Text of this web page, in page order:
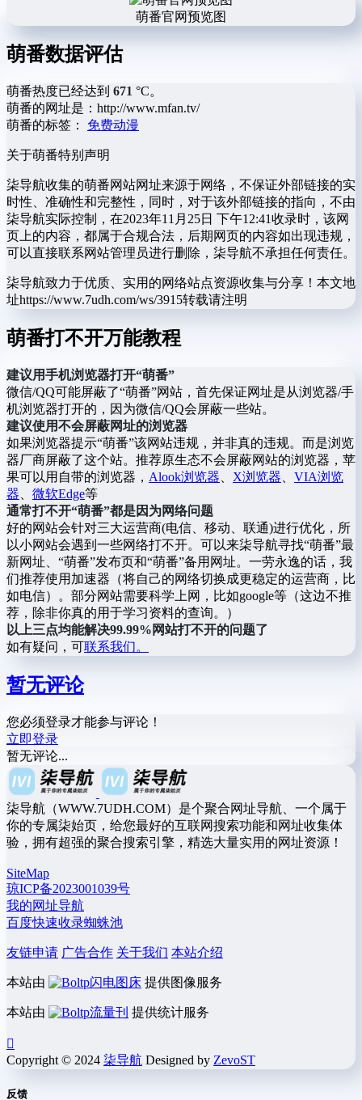
萌番官网预览图
萌番数据评估
萌番热度已经达到 671 °C。
萌番的网址是：http://www.mfan.tv/
萌番的标签： 免费动漫
关于萌番特别声明
柒导航收集的萌番网站网址来源于网络，不保证外部链接的实
时性、准确性和完整性，同时，对于该外部链接的指向，不由
柒导航实际控制，在2023年11月25日 下午12:41收录时，该网
页上的内容，都属于合规合法，后期网页的内容如出现违规，
可以直接联系网站管理员进行删除，柒导航不承担任何责任。
柒导航致力于优质、实用的网络站点资源收集与分享！ 本文地
址https://www.7udh.com/ws/3915转载请注明
萌番打不开万能教程
建议用手机浏览器打开“萌番”
微信/QQ可能屏蔽了“萌番”网站，首先保证网址是从浏览器/手
机浏览器打开的，因为微信/QQ会屏蔽一些站。
建议使用不会屏蔽网址的浏览器
如果浏览器提示“萌番”该网站违规，并非真的违规。而是浏览
器厂商屏蔽了这个站。推荐原生态不会屏蔽网站的浏览器，苹
果可以用自带的浏览器， Alook浏览器 X浏览器
VIA浏览
器
微软Edge等
通常打不开“萌番”都是因为网络问题
好的网站会针对三大运营商(电信、移动、联通)进行优化，所
以小网站会遇到一些网络打不开。可以来柒导航寻找“萌番”最
新网址、“萌番”发布页和“萌番”备用网址。一劳永逸的话，我
们推荐使用加速器（将自己的网络切换成更稳定的运营商，比
如电信）。部分网站需要科学上网，比如google等（这边不推
荐，除非你真的用于学习资料的查询。）
以上三点均能解决99.99%网站打不开的问题了
如有疑问，可联系我们。
暂无评论
您必须登录才能参与评论！
立即登录
暂无评论...
柒导航（WWW.7UDH.COM）是个聚合网址导航、一个属于
你的专属柒始页，给您最好的互联网搜索功能和网址收集体
验，拥有超强的聚合搜索引擎，精选大量实用的网址资源！
SiteMap
琼ICP备2023001039号
我的网址导航
百度快速收录蜘蛛池
友链申请 广告合作 关于我们 本站介绍
本站由 闪电图床 提供图像服务
本站由 流量刊 提供统计服务
Copyright © 2024 柒导航 Designed by ZevoST
反馈